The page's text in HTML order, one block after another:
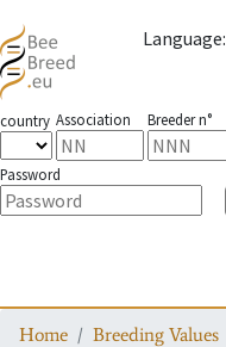
Language:
country Association Breeder n°
Password
Home Breeding Values